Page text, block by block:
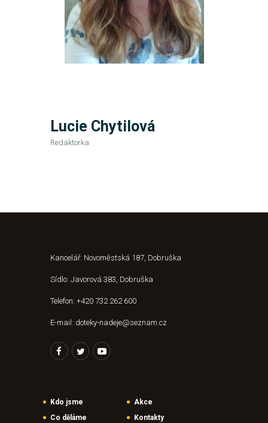
Lucie Chytilová
Redaktorka
Kancelář: Novoměstská 187, Dobruška
Sídlo: Javorová 383, Dobruška
Telefon: +420 732 262 600
E-mail: doteky-nadeje@seznam.cz
Kdo jsme
Co děláme
Akce
Kontakty